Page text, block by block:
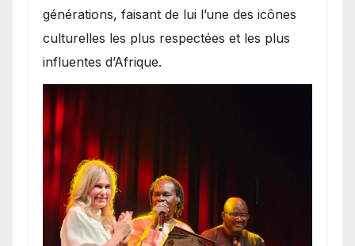
générations, faisant de lui l’une des icônes
culturelles les plus respectées et les plus
influentes d’Afrique.